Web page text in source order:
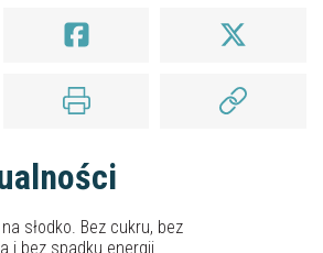
słodko. Bez cukru, bez
i bez spadku energii